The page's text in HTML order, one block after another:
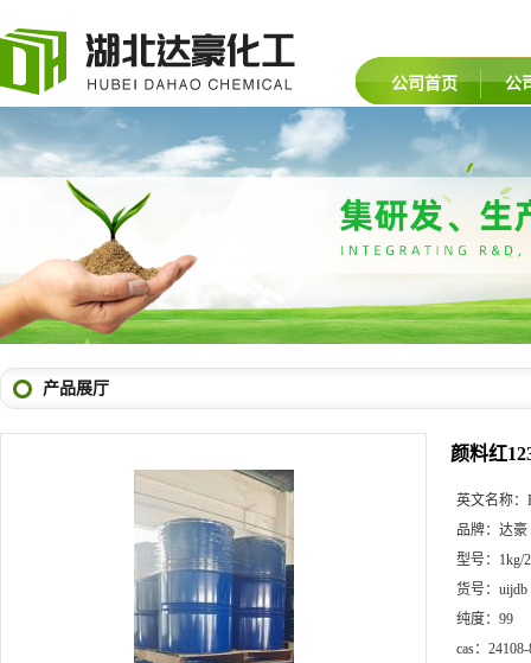
公司首页 公
产品展厅
颜料红
英文名称：
品牌： 达豪
型号： 1kg/
货号： uijdb
纯度： 99
cas：